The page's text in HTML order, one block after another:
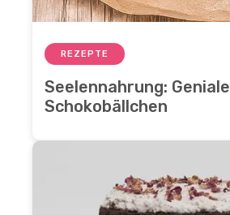
REZEPTE
Seelennahrung: Geniale
Schokobällchen